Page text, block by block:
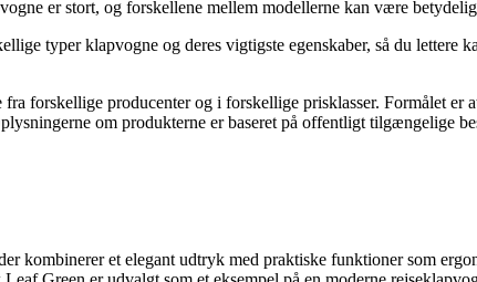
er stort, og forskellene mellem modellerne kan være
typer klapvogne og deres vigtigste egenskaber, så du
forskellige producenter og i forskellige prisklasser. Formålet
om produkterne er baseret på offentligt tilgængelige
kombinerer et elegant udtryk med praktiske funktioner som